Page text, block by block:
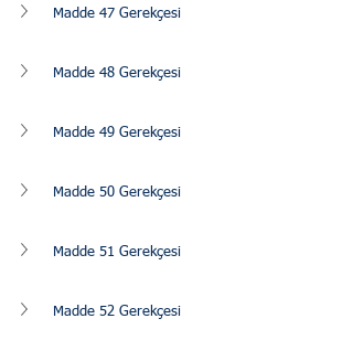
Madde 47 Gerekçesi
Madde 48 Gerekçesi
Madde 49 Gerekçesi
Madde 50 Gerekçesi
Madde 51 Gerekçesi
Madde 52 Gerekçesi